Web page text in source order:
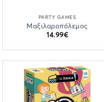
PARTY GAMES
Μαξιλαροπόλεμος
14.99€